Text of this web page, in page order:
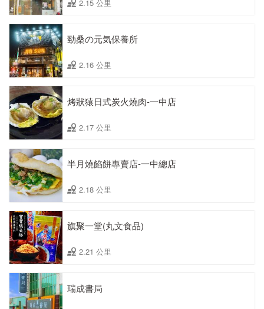
2.15 公里
勁桑の元気保養所
2.16 公里
烤狀猿日式炭火燒肉-一中店
2.17 公里
半月燒餡餅專賣店-一中總店
2.18 公里
旗聚一堂(丸文食品)
2.21 公里
瑞成書局